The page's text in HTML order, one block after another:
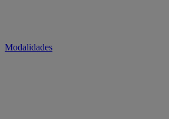
Modalidades